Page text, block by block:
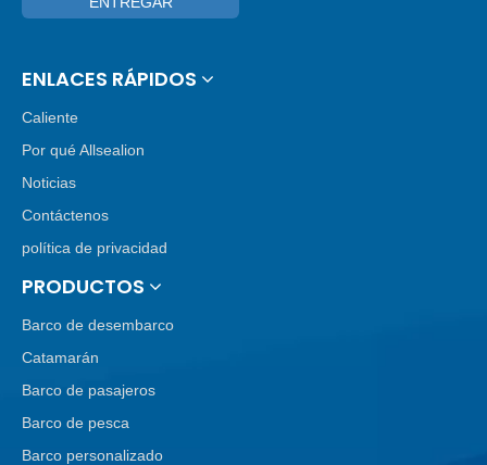
ENLACES RÁPIDOS
Caliente
Por qué Allsealion
Noticias
Contáctenos
política de privacidad
PRODUCTOS
Barco de desembarco
Catamarán
Barco de pasajeros
Barco de pesca
Barco personalizado